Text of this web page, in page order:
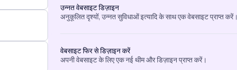
उन्नत वेबसाइट डिज़ाइन
अनुकूलित दृश्यों, उन्नत सुविधाओं इत्यादि के साथ एक वेबसाइट प्राप्त करें।
वेबसाइट फिर से डिज़ाइन करें
अपनी वेबसाइट के लिए एक नई थीम और डिज़ाइन प्राप्त करें।